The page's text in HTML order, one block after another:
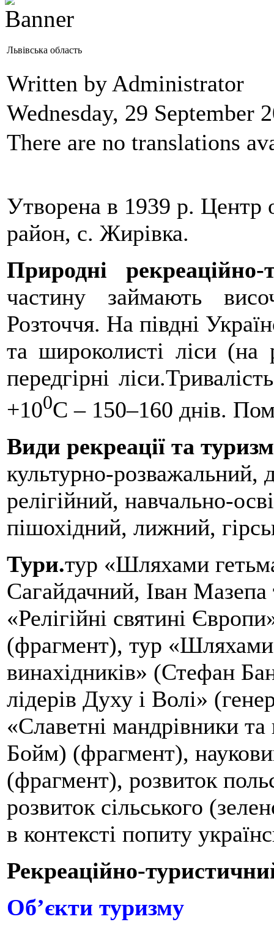
Львівська область
Written by Administrator
Wednesday, 29 September
There are no translations
Утворена в 1939 р. Центр
район, с. Жирівка.
Природні рекреаційно-
частину займають
Розточчя. На півдні
та широколисті ліси (на
передгірні
+100С – 150–160 днів.
Види рекреації та
культурно-розважальний,
релігійний, навчально-
пішохідний, лижний,
Тури.тур «Шляхами
Сагайдачний, Іван
«Релігійні святині
(фрагмент), тур «Шляхами
винахідників» (Стефан
лідерів Духу і Волі»
«Славетні мандрівники
Бойм) (фрагмент),
(фрагмент), розвиток
розвиток сільського
в контексті попиту
Рекреаційно-
Об’єкти туризму